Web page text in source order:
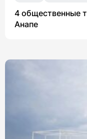
4 общественные
Анапе